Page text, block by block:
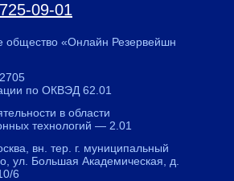
общество «Онлайн Резервейшн
вн. тер. г. муниципальный
ул. Большая Академическая, д.
6
09-01
в области
технологий — 2.01
по ОКВЭД 62.01